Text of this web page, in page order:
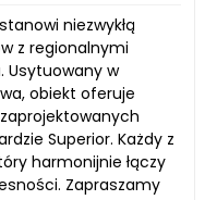
niezwykłą
z regionalnymi
Usytuowany w
obiekt oferuje
Superior. Każdy z
harmonijnie łączy
Zapraszamy